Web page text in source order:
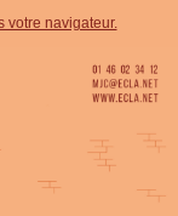
votre navigateur.